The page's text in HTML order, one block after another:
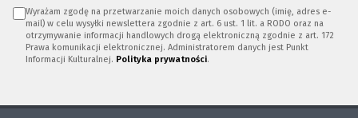
Wyrażam zgodę na przetwarzanie moich danych osobowych (imię, adres e-
mail) w celu wysyłki newslettera zgodnie z art. 6 ust. 1 lit. a RODO oraz na
otrzymywanie informacji handlowych drogą elektroniczną zgodnie z art. 172
Prawa komunikacji elektronicznej. Administratorem danych jest Punkt
Informacji Kulturalnej. Polityka prywatności.